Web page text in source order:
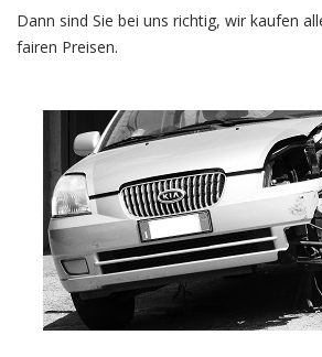
Dann sind Sie bei uns richtig, wir kaufen
fairen Preisen.
Unfallwagen